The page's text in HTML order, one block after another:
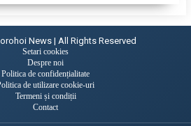
News | All Rights Reserved
Setari cookies
Despre noi
Politica de confidențialitate
de utilizare cookie-uri
Termeni și condiții
Contact